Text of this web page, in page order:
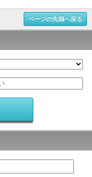
ページの先頭へ戻る